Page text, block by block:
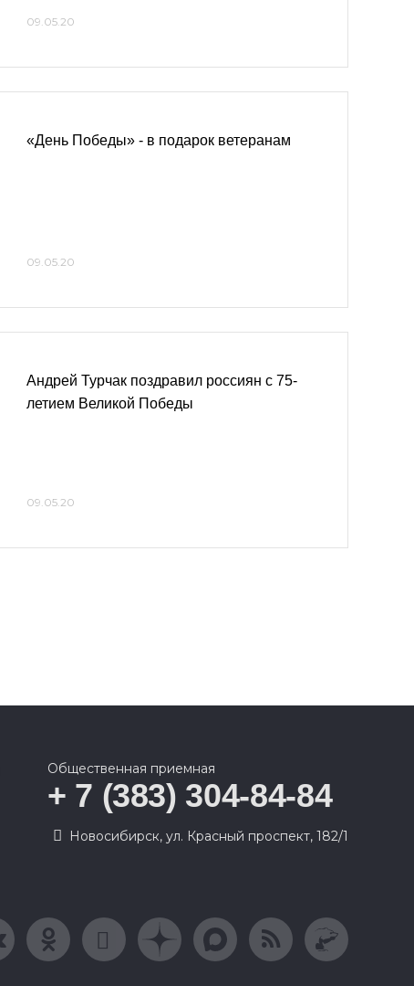
09.05.20
«День Победы» - в подарок ветеранам
09.05.20
Андрей Турчак поздравил россиян с 75-
летием Великой Победы
09.05.20
Общественная приемная
+ 7 (383) 304-84-84
Новосибирск, ул. Красный проспект, 182/1